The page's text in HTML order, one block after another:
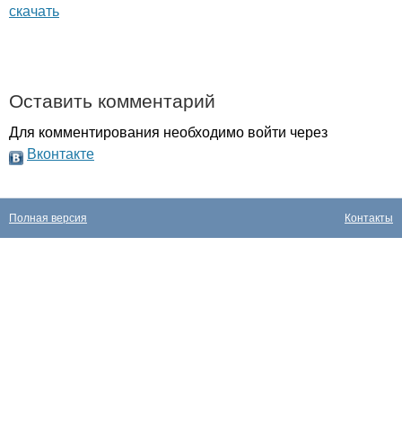
скачать
Оставить комментарий
Для комментирования необходимо войти через
Вконтакте
Контакты
Полная версия